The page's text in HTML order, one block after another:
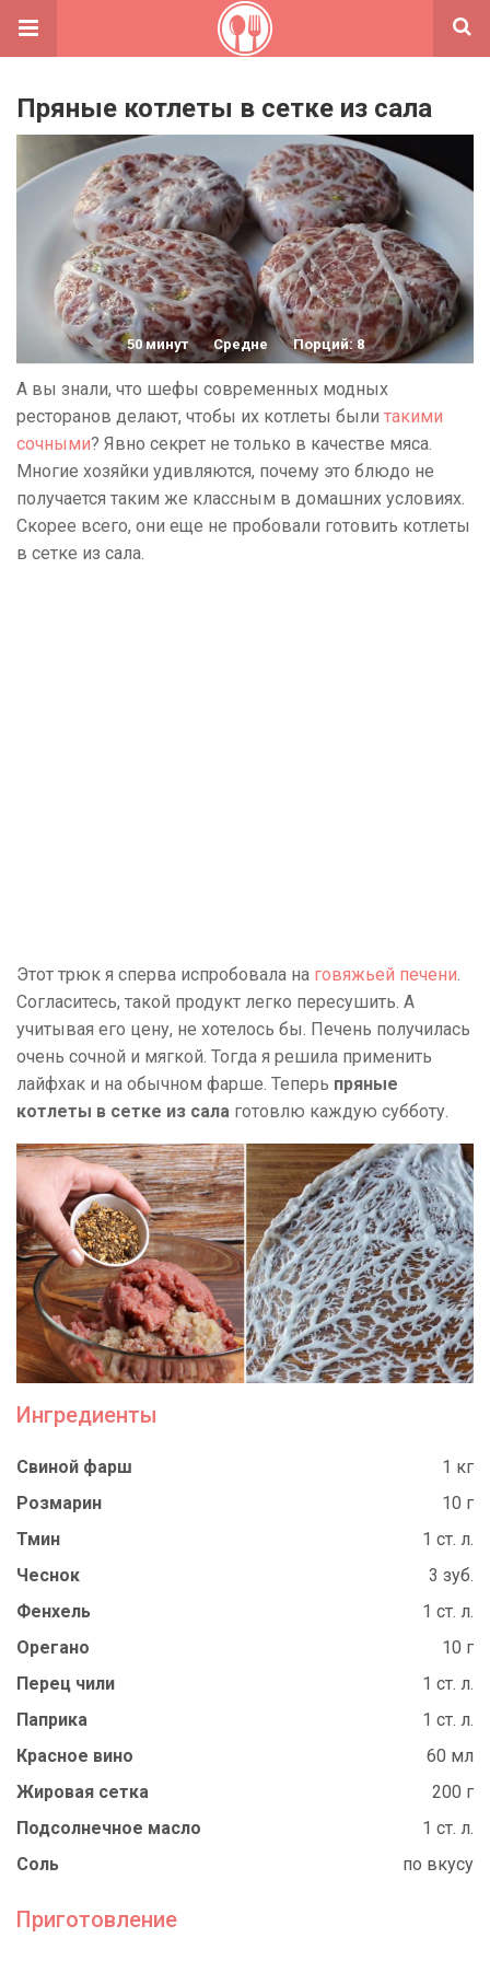
Пряные котлеты в сетке из сала
50 минут Средне Порций: 8
А вы знали, что шефы современных модных
ресторанов делают, чтобы их котлеты были такими
сочными? Явно секрет не только в качестве мяса.
Многие хозяйки удивляются, почему это блюдо не
получается таким же классным в домашних условиях.
Скорее всего, они еще не пробовали готовить котлеты
в сетке из сала.
Этот трюк я сперва испробовала на говяжьей печени.
Согласитесь, такой продукт легко пересушить. А
учитывая его цену, не хотелось бы. Печень получилась
очень сочной и мягкой. Тогда я решила применить
лайфхак и на обычном фарше. Теперь пряные
котлеты в сетке из сала готовлю каждую субботу.
Ингредиенты
Свиной фарш
1 кг
Розмарин
10 г
Тмин
1 ст. л.
Чеснок
3 зуб.
Фенхель
1 ст. л.
Орегано
10 г
Перец чили
1 ст. л.
Паприка
1 ст. л.
Красное вино
60 мл
Жировая сетка
200 г
Подсолнечное масло
1 ст. л.
Соль
по вкусу
Приготовление